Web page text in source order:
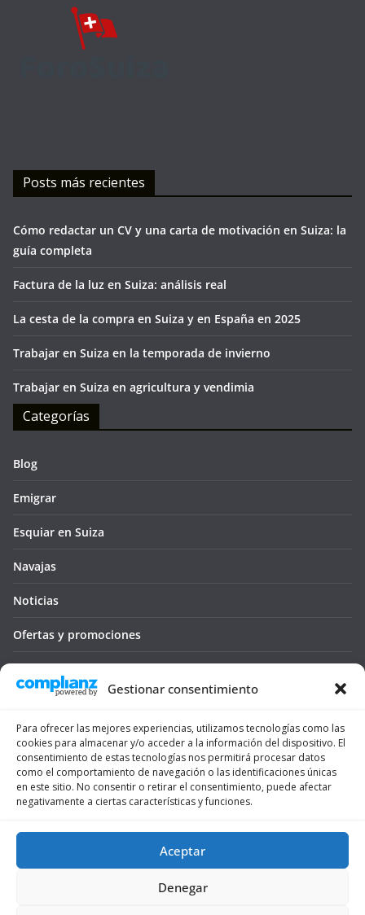
Gestionar consentimiento
Para ofrecer las mejores experiencias, utilizamos tecnologías como las
cookies para almacenar y/o acceder a la información del dispositivo. El
consentimiento de estas tecnologías nos permitirá procesar datos
como el comportamiento de navegación o las identificaciones únicas
en este sitio. No consentir o retirar el consentimiento, puede afectar
negativamente a ciertas características y funciones.
Aceptar
Denegar
Posts más recientes
Cómo redactar un CV y una carta de motivación en Suiza: la
guía completa
Factura de la luz en Suiza: análisis real
La cesta de la compra en Suiza y en España en 2025
Trabajar en Suiza en la temporada de invierno
Trabajar en Suiza en agricultura y vendimia
Categorías
Blog
Emigrar
Esquiar en Suiza
Navajas
Noticias
Ofertas y promociones
Seguro médico
Trámites
Viajar
Vivienda
Vivir